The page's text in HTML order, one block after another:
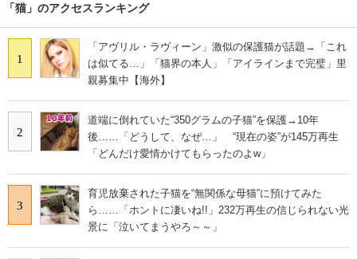
「猫」のアクセスランキング
1
「アヴリル・ラヴィーン」激似の保護猫が話題→「これ
は似てる…」「猫界の本人」「アイラインまで完璧」里
親募集中【海外】
2
道端に倒れていた“350グラムの子猫”を保護→10年
後……「どうして、なぜ…」 “現在の姿”が145万再生
「どんだけ愛情かけてもらったのよw」
3
育児放棄された子猫を“無関係な母猫”に預けてみた
ら……「ホントに凄いね!!」232万再生の信じられない光
景に「泣いてまうやろ～～」